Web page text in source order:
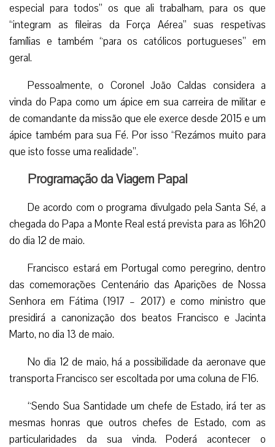
especial para todos” os que ali trabalham, para os que
“integram as fileiras da Força Aérea” suas respetivas
famílias e também “para os católicos portugueses” em
geral.
Pessoalmente, o Coronel João Caldas considera a
vinda do Papa como um ápice em sua carreira de militar e
de comandante da missão que ele exerce desde 2015 e um
ápice também para sua Fé. Por isso “Rezámos muito para
que isto fosse uma realidade”.
Programação da Viagem Papal
De acordo com o programa divulgado pela Santa Sé, a
chegada do Papa a Monte Real está prevista para as 16h20
do dia 12 de maio.
Francisco estará em Portugal como peregrino, dentro
das comemorações Centenário das Aparições de Nossa
Senhora em Fátima (1917 – 2017) e como ministro que
presidirá a canonização dos beatos Francisco e Jacinta
Marto, no dia 13 de maio.
No dia 12 de maio, há a possibilidade da aeronave que
transporta Francisco ser escoltada por uma coluna de F16.
“Sendo Sua Santidade um chefe de Estado, irá ter as
mesmas honras que outros chefes de Estado, com as
particularidades da sua vinda. Poderá acontecer o